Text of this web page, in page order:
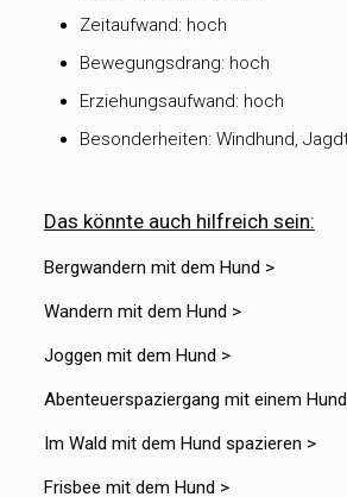
Zeitaufwand: hoch
Bewegungsdrang: hoch
Erziehungsaufwand: hoch
Besonderheiten: Windhund,
Das könnte auch hilfreich sein:
Bergwandern mit dem Hund >
Wandern mit dem Hund >
Joggen mit dem Hund >
Abenteuerspaziergang mit einem
Im Wald mit dem Hund spazieren >
Frisbee mit dem Hund >